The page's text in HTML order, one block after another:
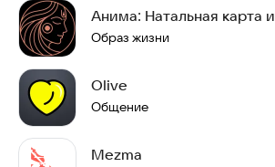
Анима: Натальная карта и
совместимость
Образ жизни
Olive
Общение
Mezma